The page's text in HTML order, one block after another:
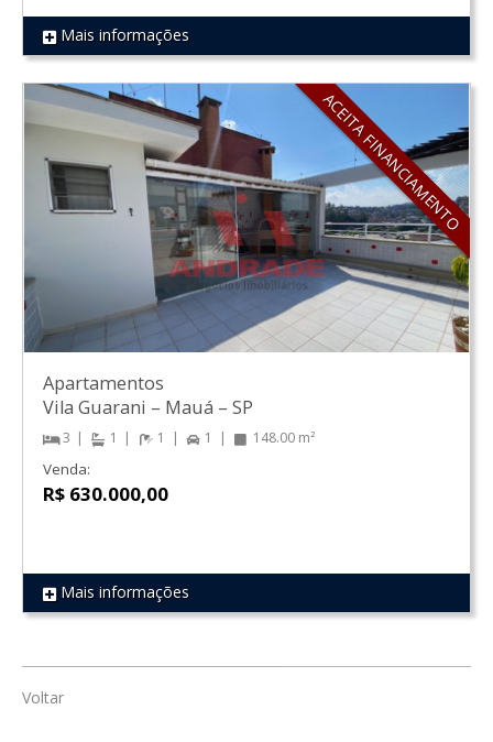
REF 669
Mais informações
ACEITA FINANCIAMENTO
REF 415
Apartamentos
Vila Guarani – Mauá – SP
3 1 1 1 148.00 m²
Venda:
R$ 630.000,00
Mais informações
Voltar